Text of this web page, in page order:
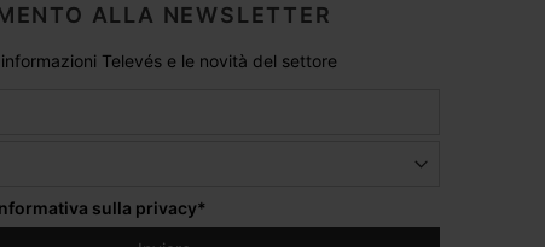
ALLA NEWSLETTER
Televés e le novità del settore
sulla privacy*